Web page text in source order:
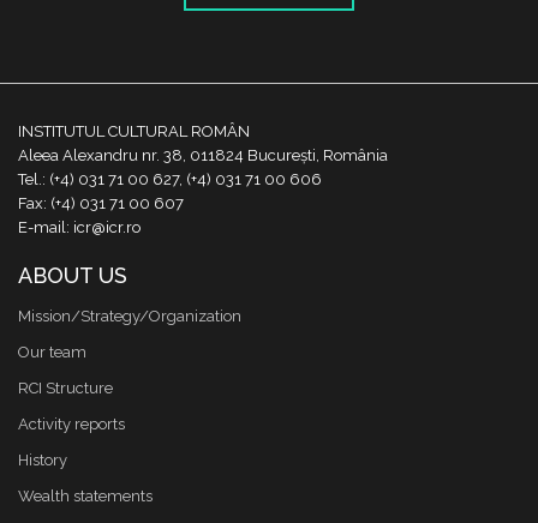
INSTITUTUL CULTURAL ROMÂN
Aleea Alexandru nr. 38, 011824 București, România
Tel.: (+4) 031 71 00 627, (+4) 031 71 00 606
Fax: (+4) 031 71 00 607
E-mail: icr@icr.ro
ABOUT US
Mission/Strategy/Organization
Our team
RCI Structure
Activity reports
History
Wealth statements